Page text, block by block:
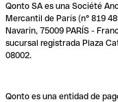
Qonto SA es una Société
Mercantil de París (n° 819
Navarin, 75009 PARÍS -
sucursal registrada Plaza
08002.
Qonto es una entidad de